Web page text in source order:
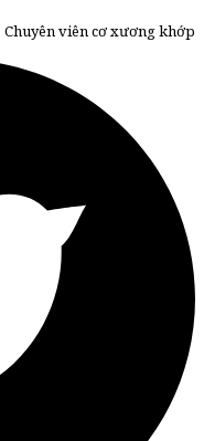
Chuyên viên cơ xương khớp